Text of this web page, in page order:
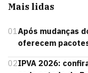
Mais lidas
01Após mudanças
oferecem
02IPVA 2026: